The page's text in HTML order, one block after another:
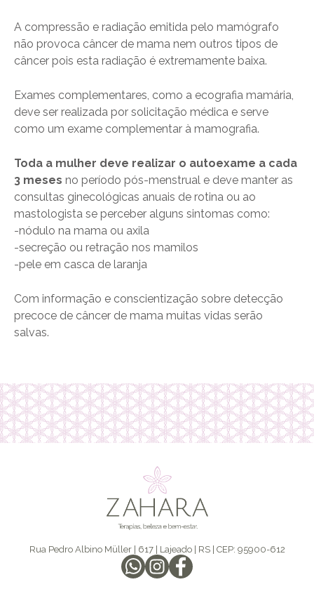
A compressão e radiação emitida pelo mamógrafo
não provoca câncer de mama nem outros tipos de
câncer pois esta radiação é extremamente baixa.
Exames complementares, como a ecografia mamária,
deve ser realizada por solicitação médica e serve
como um exame complementar à mamografia.
Toda a mulher deve realizar o autoexame a cada
3 meses no período pós-menstrual e deve manter as
consultas ginecológicas anuais de rotina ou ao
mastologista se perceber alguns sintomas como:
-nódulo na mama ou axila
-secreção ou retração nos mamilos
-pele em casca de laranja
Com informação e conscientização sobre detecção
precoce de câncer de mama muitas vidas serão
salvas.
Rua Pedro Albino Müller | 617 | Lajeado | RS | CEP: 95900-612